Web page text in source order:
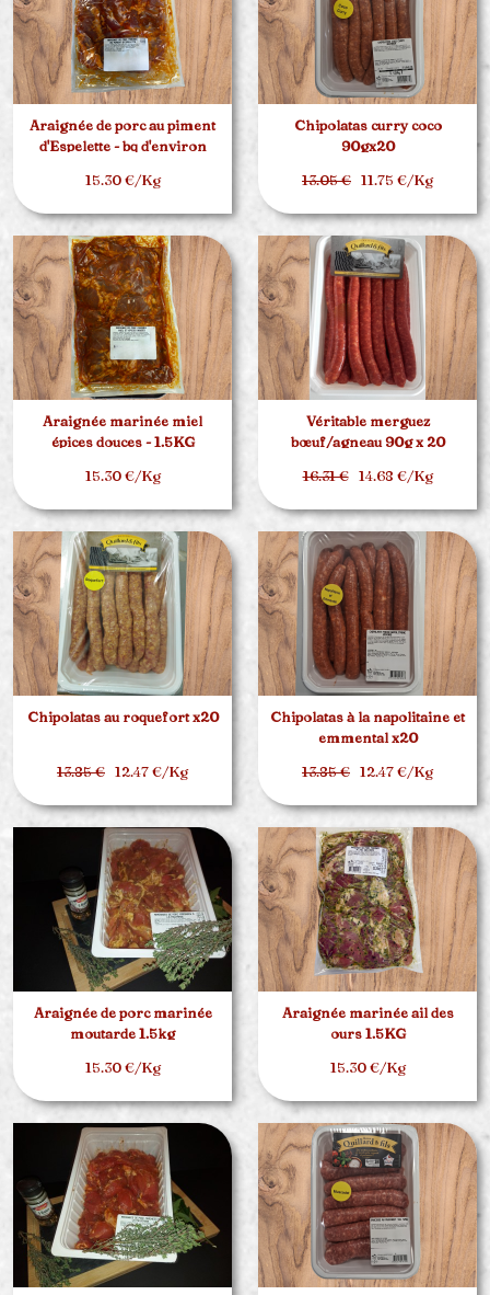
Araignée de porc au piment
d'Espelette - bq d'environ
15.30 €/Kg
Chipolatas curry coco
90gx20
13.05 € 11.75 €/Kg
Araignée marinée miel
épices douces - 1.5KG
15.30 €/Kg
Véritable merguez
bœuf/agneau 90g x 20
16.31 €14.68 €/Kg
Chipolatas au roquefort x20
13.85 € 12.47 €/Kg
Chipolatas à la napolitaine et
emmental x20
13.85 € 12.47 €/Kg
Araignée de porc marinée
moutarde 1.5kg
15.30 €/Kg
Araignée marinée ail des
ours 1.5KG
15.30 €/Kg